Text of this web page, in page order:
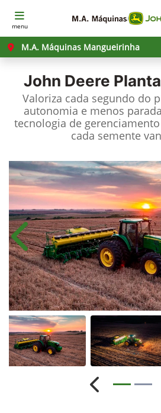
menu
M.A. Máquinas Mangueirinha
John Deere
Valoriza cada segundo do
autonomia e menos
tecnologia de
cada semente
Anterior
Anterior